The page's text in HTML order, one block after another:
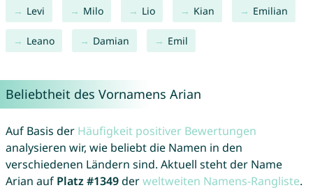
Levi Milo Lio Kian Emilian
Leano Damian Emil
Beliebtheit des Vornamens Arian
Auf Basis der Häufigkeit positiver Bewertungen
analysieren wir, wie beliebt die Namen in den
verschiedenen Ländern sind. Aktuell steht der Name
Arian auf Platz #1349derweltweiten Namens-Rangliste.